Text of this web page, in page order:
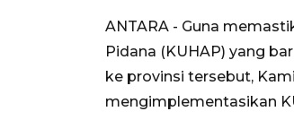
ANTARA - Guna
Pidana (KUHAP) yang
ke provinsi tersebut,
mengimplementasikan